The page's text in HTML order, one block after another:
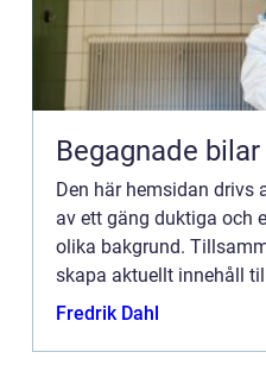
Begagnade bilar
Den här hemsidan drivs
av ett gäng duktiga och
olika bakgrund.
skapa aktuellt innehåll
utmanande det är att
Fredrik Dahl